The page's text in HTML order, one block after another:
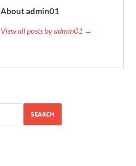
About admin01
View all posts by admin01 →
SEARCH